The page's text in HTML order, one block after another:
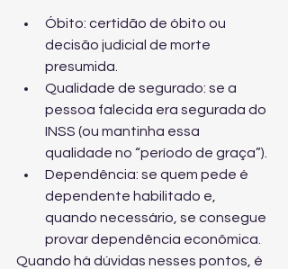
Óbito: certidão de óbito ou
decisão judicial de morte
presumida.
Qualidade de segurado: se a
pessoa falecida era segurada do
INSS (ou mantinha essa
qualidade no “período de graça”).
Dependência: se quem pede é
dependente habilitado e,
quando necessário, se consegue
provar dependência econômica.
Quando há dúvidas nesses pontos, é